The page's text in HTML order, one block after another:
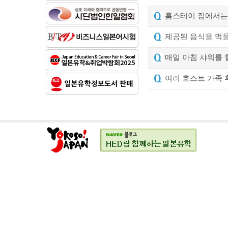
홈스테이 집에서
제공된 음식을 먹
매일 아침 샤워를
여러 호스트 가족